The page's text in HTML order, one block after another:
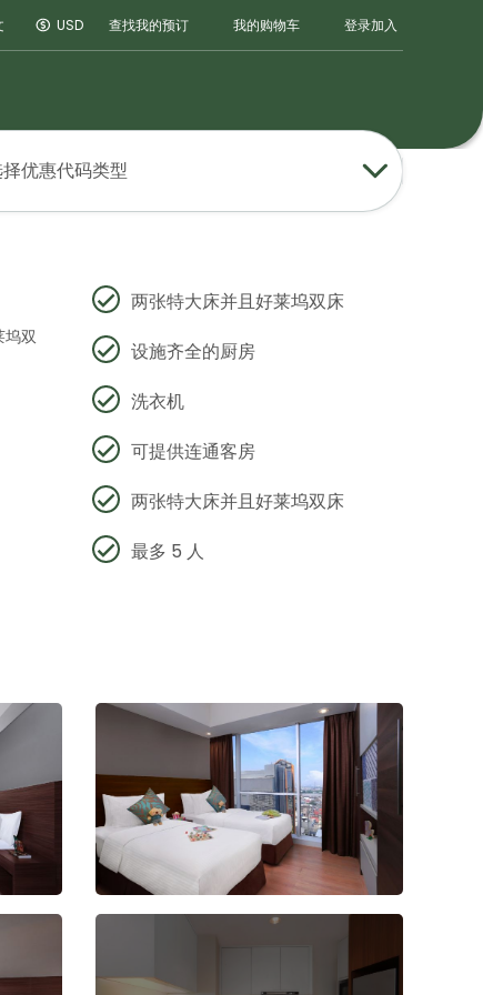
USD 查找我的预订 我的购物车 登录加入
优惠代码类型
坞双
两张特大床并且好莱坞双床
设施齐全的厨房
洗衣机
可提供连通客房
两张特大床并且好莱坞双床
最多 5 人